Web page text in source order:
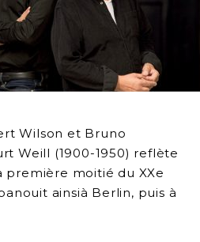
Wilson et Bruno
Weill (1900-1950) reflète
première moitié du XXe
ainsià Berlin, puis à